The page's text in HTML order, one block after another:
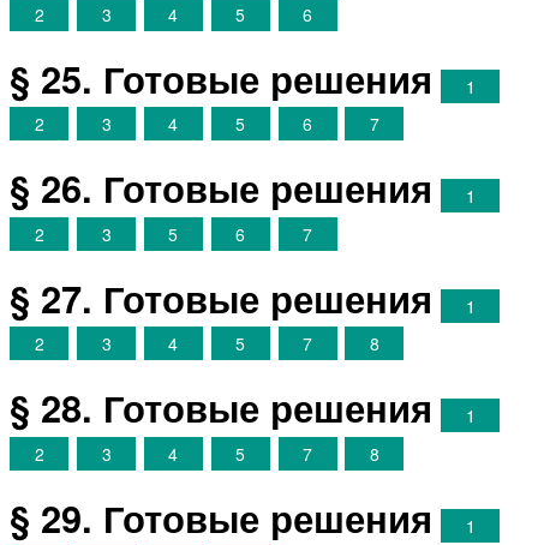
2
3 4 5 6
§ 25. Готовые решения
1
2
3 4 5 6 7
§ 26. Готовые решения
1
2
3 5 6 7
§ 27. Готовые решения
1
2
3 4 5 7 8
§ 28. Готовые решения
1
2
3 4 5 7 8
§ 29. Готовые решения
1